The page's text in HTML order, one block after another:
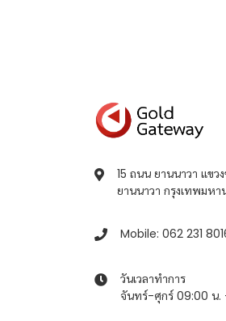
15 ถนน ยานนาวา แขว
ยานนาวา กรุงเทพมหา
Mobile: 062 231
วันเวลาทำการ
จันทร์-ศุกร์ 09:00 น.